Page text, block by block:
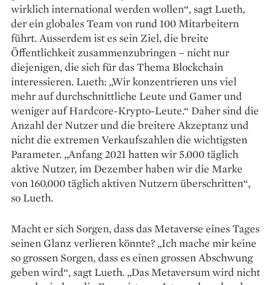
wirklich international werden wollen“, sagt Lueth,
der ein globales Team von rund 100 Mitarbeitern
führt. Ausserdem ist es sein Ziel, die breite
Öffentlichkeit zusammenzubringen – nicht nur
diejenigen, die sich für das Thema Blockchain
interessieren. Lueth: „Wir konzentrieren uns viel
mehr auf durchschnittliche Leute und Gamer und
weniger auf Hardcore-Krypto-Leute.“ Daher sind die
Anzahl der Nutzer und die breitere Akzeptanz und
nicht die extremen Verkaufszahlen die wichtigsten
Parameter. „Anfang 2021 hatten wir 5.000 täglich
aktive Nutzer, im Dezember haben wir die Marke
von 160.000 täglich aktiven Nutzern überschritten“,
so Lueth.
Macht er sich Sorgen, dass das Metaverse eines Tages
seinen Glanz verlieren könnte? „Ich mache mir keine
so grossen Sorgen, dass es einen grossen Abschwung
geben wird“, sagt Lueth. „Das Metaversum wird nicht